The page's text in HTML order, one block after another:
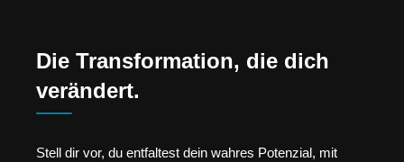
Die Transformation, die dich
verändert.
Stell dir vor, du entfaltest dein wahres Potenzial, mit